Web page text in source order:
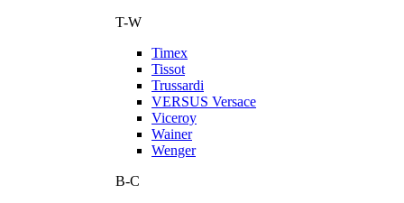
T-W
Timex
Tissot
Trussardi
VERSUS Versace
Viceroy
Wainer
Wenger
В-С